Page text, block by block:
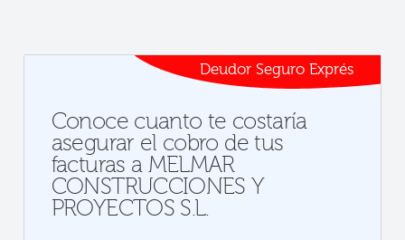
Deudor Seguro Exprés
Conoce cuanto te costaría
asegurar el cobro de tus
facturas a MELMAR
CONSTRUCCIONES Y
PROYECTOS S.L.